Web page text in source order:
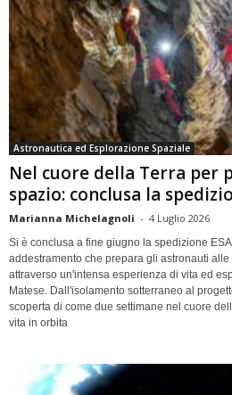
Astronautica ed Esplorazione Spaziale
Nel cuore della Terra per
spazio: conclusa la
Marianna Michelagnoli - 4 Luglio 2026
Si è conclusa a fine giugno la spedizione
addestramento che prepara gli astronauti
attraverso un'intensa esperienza di vita ed
Matese. Dall'isolamento sotterraneo al
scoperta di come due settimane nel cuore
vita in orbita